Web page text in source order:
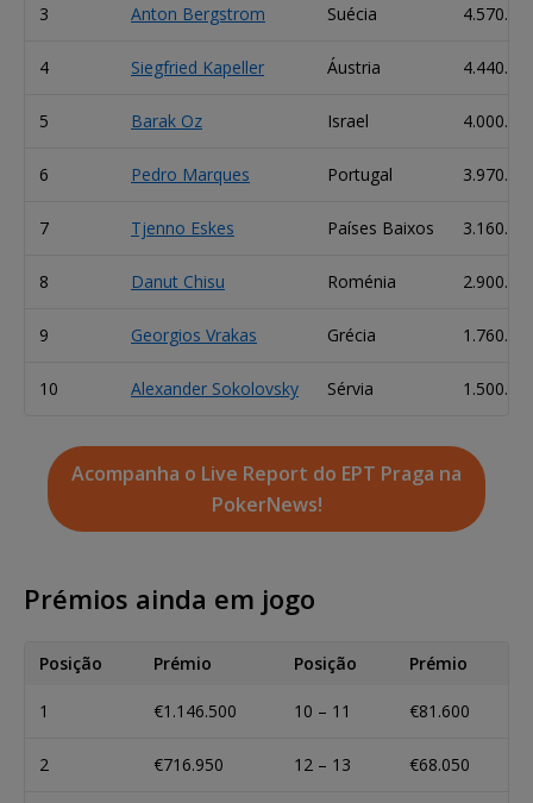
3 Anton Bergstrom Suécia
4 Siegfried Kapeller Áustria
5 Barak Oz Israel
6 Pedro Marques Portugal
7 Tjenno Eskes Países Baixos
8 Danut Chisu Roménia
9 Georgios Vrakas Grécia
10 Alexander Sokolovsky Sérvia
Acompanha o Live Report do EPT Praga na
PokerNews!
Prémios ainda em jogo
Posição Prémio Posição Prémio
1 €1.146.500 10 – 11 €81.600
2 €716.950 12 – 13 €68.050